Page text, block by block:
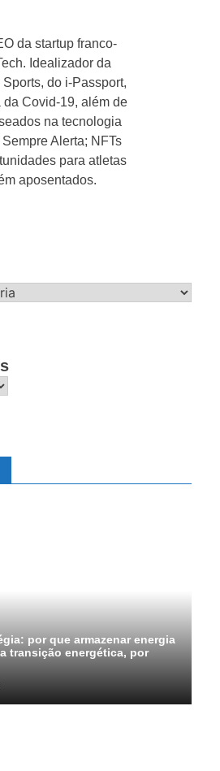
da startup franco-
Idealizador da
do i-Passport,
Covid-19, além de
na tecnologia
Alerta; NFTs
para atletas
aposentados.
por que armazenar energia
transição energética, por